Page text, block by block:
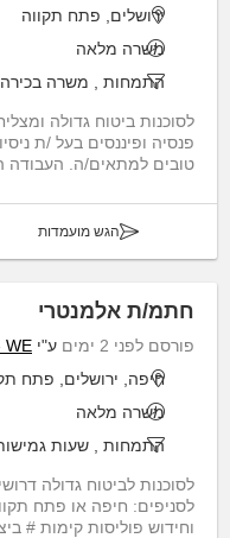
ירושלים, פתח תקווה
משרה מלאה
התמחות
משרה בכירה
לסוכנות ביטוח גדולה
טובים למתאים/ה. העבודה הינה מ...
הגש מועמדות
חתמ/ת אלמנטרי
פורסם לפני 2 ימים ע"י WE - השמה
חיפה, ירושלים, פתח
משרה מלאה
התמחות
שעות
לסוכנות לביטוח גדולה
וחידוש פוליסות קימות ‏# ביצוע שיחות יוצ...